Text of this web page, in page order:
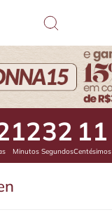
12
Minutos
31
Segundos
41
Centésimos